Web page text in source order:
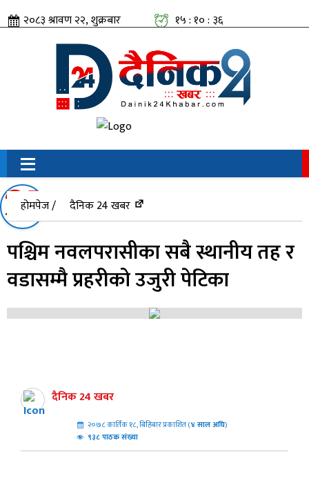
२०८३ श्रावण २२, शुक्रबार
१५ : १० : ३६
सामाजिक संजालतिर:
होमपेज / दैनिक 24 खबर
पश्चिम नवलपरासीका सबै स्थानीय तह र
वडासम्मै प्रहरीको उजुरी पेटिका
दैनिक 24 खबर
२०७८ कार्तिक १८, बिहिबार प्रकाशित (४ साल अघि)
९३८ पाठक संख्या